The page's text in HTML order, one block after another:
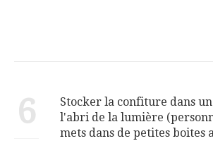
6
Stocker la confiture dans
l'abri de la lumière
mets dans de petites boites